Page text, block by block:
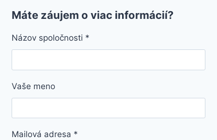
Máte záujem o viac informácií?
Názov spoločnosti *
Vaše meno
Mailová adresa *